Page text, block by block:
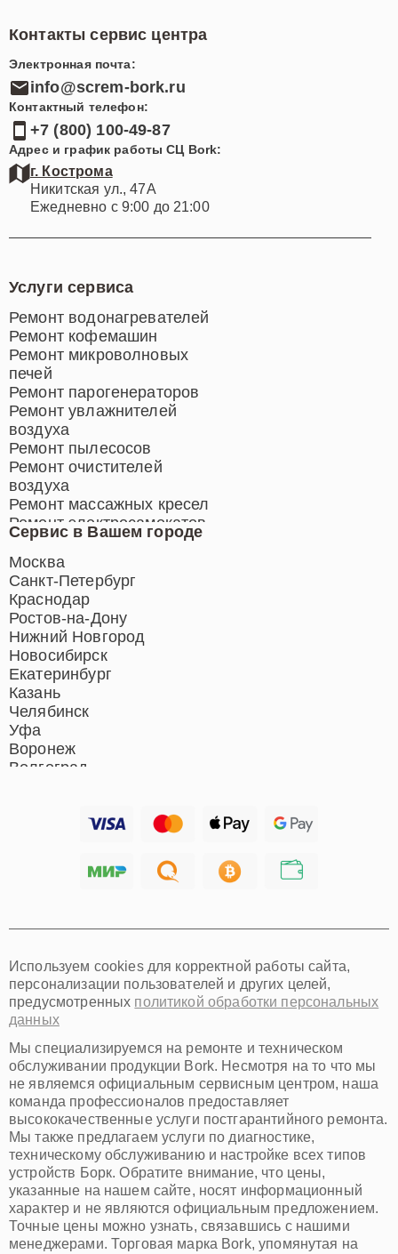
Контакты сервис центра
Электронная почта:
info@screm-bork.ru
Контактный телефон:
+7 (800) 100-49-87
Адрес и график работы СЦ Bork:
г. Кострома
Никитская ул., 47А
Ежедневно с 9:00 до 21:00
Сервис в Вашем городе
Москва
Санкт-Петербург
Краснодар
Ростов-на-Дону
Нижний Новгород
Новосибирск
Екатеринбург
Казань
Челябинск
Уфа
Воронеж
Волгоград
Хабаровск
Иркутск
Омск
Красноярск
Пермь
Ульяновск
Киров
Архангельск
Астрахань
Белгород
Благовещенск
Брянск
Владивосток
Владикавказ
Владимир
Волжский
Вологда
Услуги сервиса
Ремонт водонагревателей
Ремонт кофемашин
Ремонт микроволновых
печей
Ремонт парогенераторов
Ремонт увлажнителей
воздуха
Ремонт пылесосов
Ремонт очистителей
воздуха
Ремонт массажных кресел
Ремонт электросамокатов
Ремонт индукционных плит
Ремонт роботов-пылесосов
Ремонт гладильных систем
Ремонт отпаривателей
Ремонт вертикальных
пылесосов
Используем cookies для корректной работы сайта,
персонализации пользователей и других целей,
предусмотренных политикой обработки персональных
данных
Мы специализируемся на ремонте и техническом
обслуживании продукции Bork. Несмотря на то что мы
не являемся официальным сервисным центром, наша
команда профессионалов предоставляет
высококачественные услуги постгарантийного ремонта.
Мы также предлагаем услуги по диагностике,
техническому обслуживанию и настройке всех типов
устройств Борк. Обратите внимание, что цены,
указанные на нашем сайте, носят информационный
характер и не являются официальным предложением.
Точные цены можно узнать, связавшись с нашими
менеджерами. Торговая марка Bork, упомянутая на